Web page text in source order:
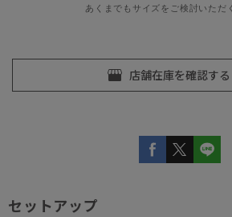
あくまでもサイズをご検討いただ
セットアップ